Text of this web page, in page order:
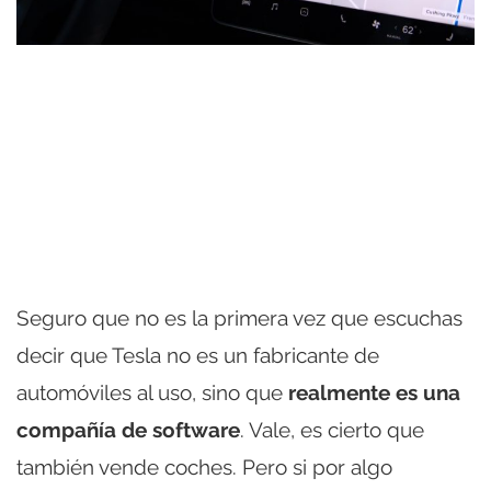
Seguro que no es la primera vez que escuchas
decir que Tesla no es un fabricante de
automóviles al uso, sino que realmente es una
compañía de software. Vale, es cierto que
también vende coches. Pero si por algo